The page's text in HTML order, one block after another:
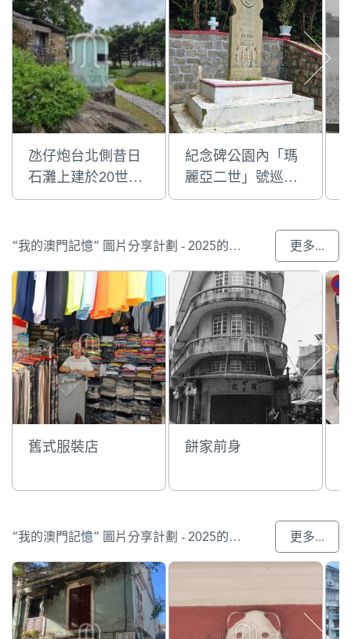
氹仔炮台北側昔日
石灘上建於20世紀
的圓筒狀碉堡(機槍
紀念碑公園內「瑪
麗亞二世」號巡洋
艦爆炸事件紀念碑
“我的澳門記憶” 圖片分享計劃 - 2025的入選作品 更多...
舊式服裝店 餅家前身
“我的澳門記憶” 圖片分享計劃 - 2025的參與作品 更多...